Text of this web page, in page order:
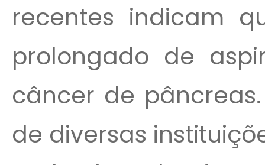
recentes indicam
prolongado de
câncer de
de diversas